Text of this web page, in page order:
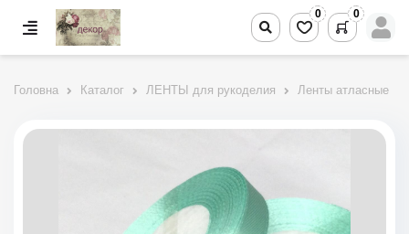
0 0
Головна Каталог ЛЕНТЫ для рукоделия Ленты атласные